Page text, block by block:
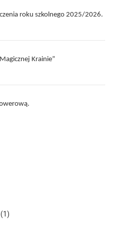
roku szkolnego 2025/2026.
Krainie”
(1)